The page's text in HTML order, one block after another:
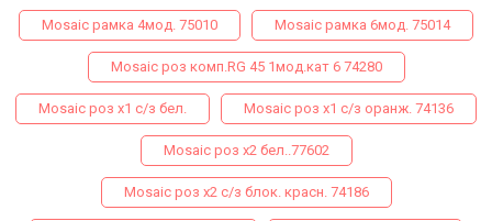
Mosaic рамка 4мод. 75010 Mosaic рамка 6мод. 75014
Mosaic роз комп.RG 45 1мод.кат 6 74280
Mosaic роз х1 с/з бел. Mosaic роз х1 с/з оранж. 74136
Mosaic роз х2 бел..77602
Mosaic роз х2 с/з блок. красн. 74186